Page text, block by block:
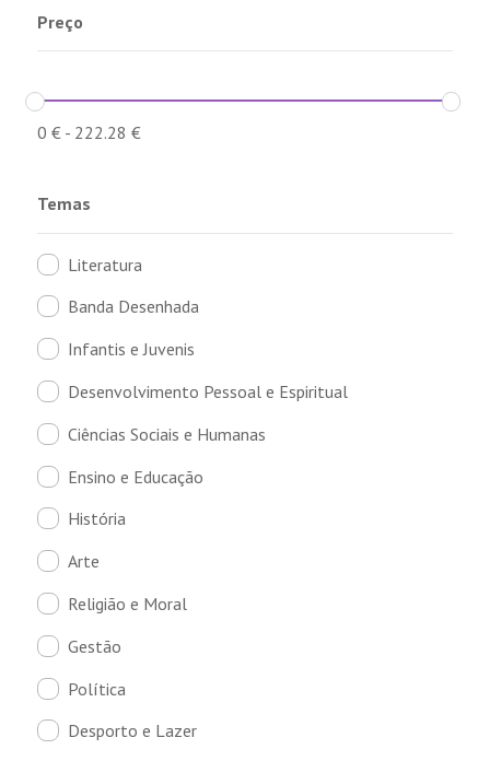
Preço
0 €- 222.28 €
Temas
Literatura
Banda Desenhada
Infantis e Juvenis
Desenvolvimento Pessoal e Espiritual
Ciências Sociais e Humanas
Ensino e Educação
História
Arte
Religião e Moral
Gestão
Política
Desporto e Lazer